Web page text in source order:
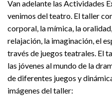
Van adelante las Actividades
venimos del teatro. El taller
corporal, la mímica, la
relajación, la imaginación, el
través de juegos teatrales. El
las jóvenes al mundo de la
de diferentes juegos y
imágenes del taller: